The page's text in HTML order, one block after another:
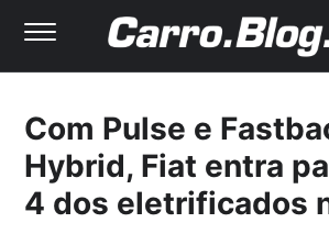
Com Pulse e
Hybrid, Fiat entra
4 dos eletrificados